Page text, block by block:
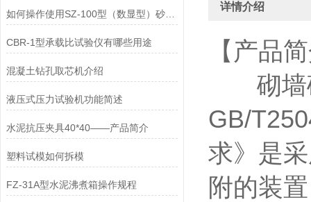
如何操作使用SZ-100型（数显型）砂浆凝结时间测定仪
CBR-1型承载比试验仪有哪些用途
混凝土钻孔取芯机介绍
液压式压力试验机功能简述
水泥抗压夹具40*40——产品简介
塑料试模如何拆模
FZ-31A型水泥沸煮箱操作规程
详情介绍
【产品
砌墙砖
GB/
求》是
附的装